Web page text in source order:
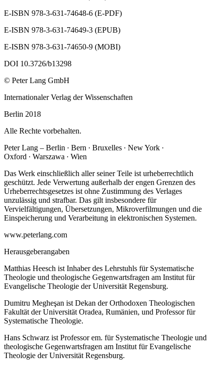
E-ISBN 978-3-631-74648-6 (E-PDF)
E-ISBN 978-3-631-74649-3 (EPUB)
E-ISBN 978-3-631-74650-9 (MOBI)
DOI 10.3726/b13298
© Peter Lang GmbH
Internationaler Verlag der Wissenschaften
Berlin 2018
Alle Rechte vorbehalten.
Peter Lang – Berlin ∙ Bern ∙ Bruxelles ∙ New York ∙
Oxford ∙ Warszawa ∙ Wien
Das Werk einschließlich aller seiner Teile ist urheberrechtlich
geschützt. Jede Verwertung außerhalb der engen Grenzen des
Urheberrechtsgesetzes ist ohne Zustimmung des Verlages
unzulässig und strafbar. Das gilt insbesondere für
Vervielfältigungen, Übersetzungen, Mikroverfilmungen und die
Einspeicherung und Verarbeitung in elektronischen Systemen.
www.peterlang.com
Herausgeberangaben
Matthias Heesch ist Inhaber des Lehrstuhls für Systematische
Theologie und theologische Gegenwartsfragen am Institut für
Evangelische Theologie der Universität Regensburg.
Dumitru Megheşan ist Dekan der Orthodoxen Theologischen
Fakultät der Universität Oradea, Rumänien, und Professor für
Systematische Theologie.
Hans Schwarz ist Professor em. für Systematische Theologie und
theologische Gegenwartsfragen am Institut für Evangelische
Theologie der Universität Regensburg.